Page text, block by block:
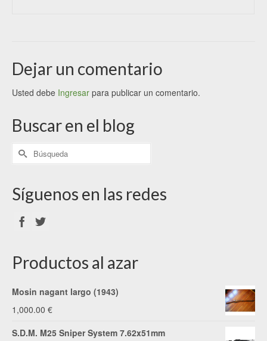
Dejar un comentario
Usted debe Ingresar para publicar un comentario.
Buscar en el blog
Síguenos en las redes
Productos al azar
Mosin nagant largo (1943)
1,000.00 €
S.D.M. M25 Sniper System 7.62x51mm